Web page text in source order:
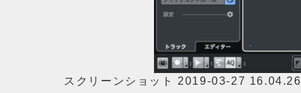
スクリーンショット 2019-03-27 16.04.26